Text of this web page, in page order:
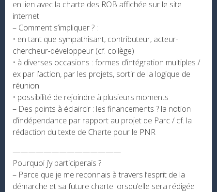
en lien avec la charte des ROB affichée sur le site
internet
– Comment s’impliquer ? :
• en tant que sympathisant, contributeur, acteur-
chercheur-développeur (cf. collège)
• à diverses occasions : formes d’intégration multiples /
ex par l’action, par les projets, sortir de la logique de
réunion
• possibilité de rejoindre à plusieurs moments
– Des points à éclaircir : les financements ? la notion
d’indépendance par rapport au projet de Parc / cf. la
rédaction du texte de Charte pour le PNR
——————————————
Pourquoi j’y participerais ?
– Parce que je me reconnais à travers l’esprit de la
démarche et sa future charte lorsqu’elle sera rédigée